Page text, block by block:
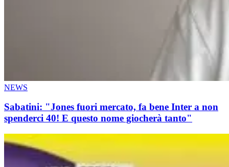
NEWS
Sabatini: "Jones fuori mercato, fa bene Inter a non
spenderci 40! E questo nome giocherà tanto"